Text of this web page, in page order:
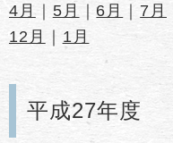
4月｜ 5月 ｜ 6月 ｜ 7月
12月
｜ 1月
平成27年度